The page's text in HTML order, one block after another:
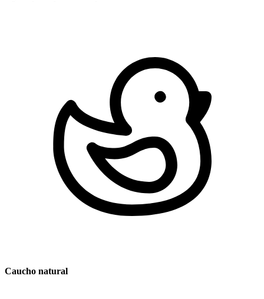
Caucho natural